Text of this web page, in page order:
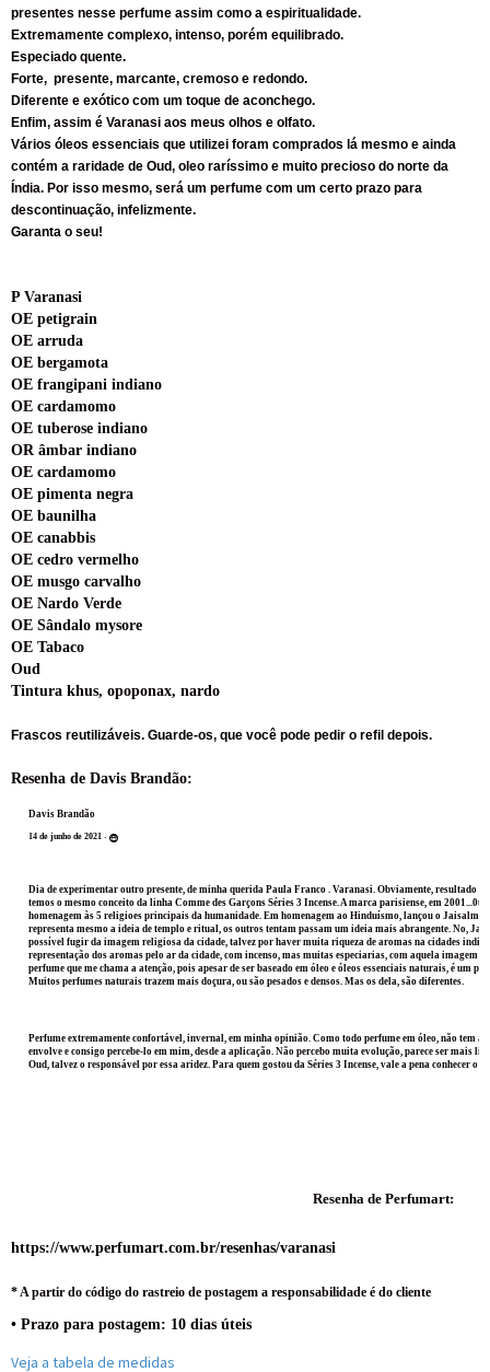
presentes nesse perfume assim como a espiritualidade.
Extremamente complexo, intenso, porém equilibrado.
Especiado quente.
Forte, presente, marcante, cremoso e redondo.
Diferente e exótico com um toque de aconchego.
Enfim, assim é Varanasi aos meus olhos e olfato.
Vários óleos essenciais que utilizei foram comprados lá mesmo e ainda
contém a raridade de Oud, oleo raríssimo e muito precioso do norte da
Índia. Por isso mesmo, será um perfume com um certo prazo para
descontinuação, infelizmente.
Garanta o seu!
P Varanasi
OE petigrain
OE arruda
OE bergamota
OE frangipani indiano
OE cardamomo
OE tuberose indiano
OR âmbar indiano
OE cardamomo
OE pimenta negra
OE baunilha
OE canabbis
OE cedro vermelho
OE musgo carvalho
OE Nardo Verde
OE Sândalo mysore
OE Tabaco
Oud
Tintura khus, opoponax, nardo
Frascos reutilizáveis. Guarde-os, que você pode pedir o refil depois.
Resenha de Davis Brandão:
Davis Brandão
14 de junho de 2021 ·
Dia de experimentar outro presente, de minha querida Paula Franco . Varanasi. Obviamente, resultado
temos o mesmo conceito da linha Comme des Garçons Séries 3 Incense. A marca parisiense, em
homenagem às 5 religioes principais da humanidade. Em homenagem ao Hinduísmo, lançou o Jaisalmer
representa mesmo a ideia de templo e ritual, os outros tentam passam um ideia mais abrangente. No,
possível fugir da imagem religiosa da cidade, talvez por haver muita riqueza de aromas na cidades
representação dos aromas pelo ar da cidade, com incenso, mas muitas especiarias, com aquela imagem
perfume que me chama a atenção, pois apesar de ser baseado em óleo e óleos essenciais naturais, é um
Muitos perfumes naturais trazem mais doçura, ou são pesados e densos. Mas os dela, são diferentes.
Perfume extremamente confortável, invernal, em minha opinião. Como todo perfume em óleo, não tem
envolve e consigo percebe-lo em mim, desde a aplicação. Não percebo muita evolução, parece ser mais
Oud, talvez o responsável por essa aridez. Para quem gostou da Séries 3 Incense, vale a pena conhecer
Resenha de Perfumart:
https://www.perfumart.com.br/resenhas/varanasi
* A partir do código do rastreio de postagem a responsabilidade é do cliente
• Prazo para postagem: 10 dias úteis
Veja a tabela de medidas